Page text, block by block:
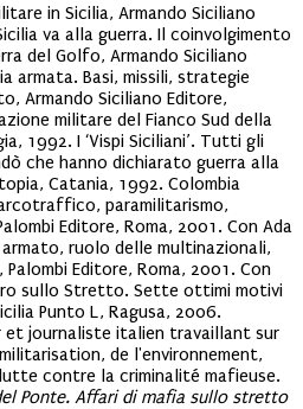
in Sicilia, Armando Siciliano
va alla guerra. Il coinvolgimento
del Golfo, Armando Siciliano
armata. Basi, missili, strategie
Armando Siciliano Editore,
militare del Fianco Sud della
1992. I ‘Vispi Siciliani’. Tutti gli
che hanno dichiarato guerra alla
Catania, 1992. Colombia
paramilitarismo,
Editore, Roma, 2001. Con Ada
ruolo delle multinazionali,
Editore, Roma, 2001. Con
sullo Stretto. Sette ottimi motivi
Punto L, Ragusa, 2006.
et journaliste italien travaillant sur
de l'environnement,
contre la criminalité mafieuse.
Ponte. Affari di mafia sullo stretto